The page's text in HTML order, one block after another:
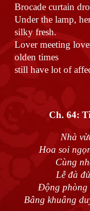
Brocade curtain
Under the lamp,
silky fresh.
Lover meeting
olden times
still have lot of
Ch. 64:
Nhà
Hoa soi
Cùng
Lễ đà
Động phòng
Bâng khuâng